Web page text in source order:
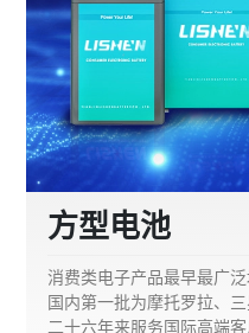
方型电池
消费类电子产品最早最广
国内第一批为摩托罗拉、
二十六年来服务国际高端